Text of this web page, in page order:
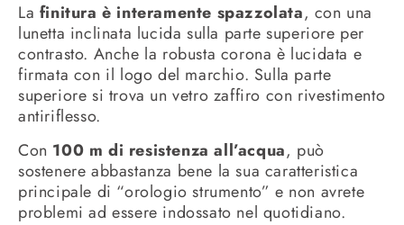
La finitura è interamente spazzolata, con una
lunetta inclinata lucida sulla parte superiore per
contrasto. Anche la robusta corona è lucidata e
firmata con il logo del marchio. Sulla parte
superiore si trova un vetro zaffiro con rivestimento
antiriflesso.
Con 100 m di resistenza all’acqua, può
sostenere abbastanza bene la sua caratteristica
principale di “orologio strumento” e non avrete
problemi ad essere indossato nel quotidiano.